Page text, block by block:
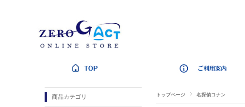
トップページ 名探偵コナン
商品カテゴリ